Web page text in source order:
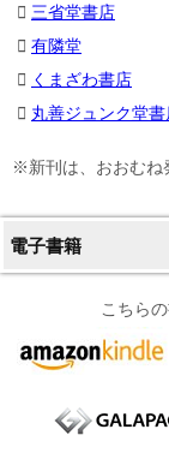
三省堂書店
有隣堂
くまざわ書店
丸善ジュンク堂書
※新刊は、おおむね
電子書籍
こちら